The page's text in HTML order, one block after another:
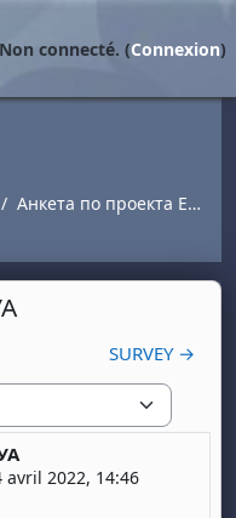
Non connecté. (Connexion)
Анкета по проекта ЕРУА
SURVEY →
avril 2022, 14:46